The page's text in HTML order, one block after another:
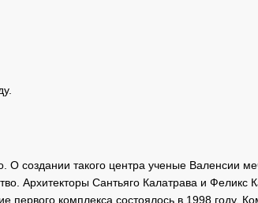
О создании такого центра ученые Валенсии
Архитекторы Сантьяго Калатрава и
первого комплекса состоялось в 1998 году.